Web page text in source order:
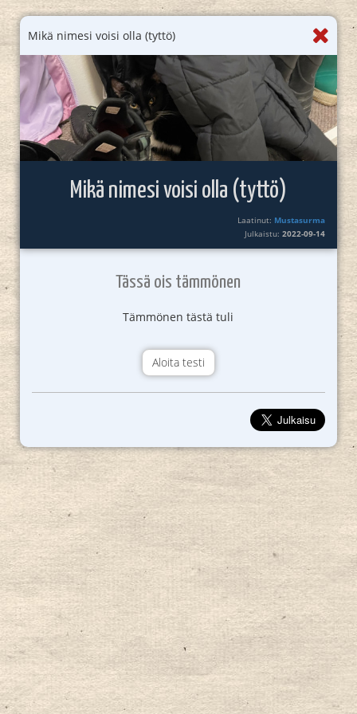
Mikä nimesi voisi olla (tyttö)
Mikä nimesi voisi olla (tyttö)
Laatinut: Mustasurma
Julkaistu:2022-09-14
Tässä ois tämmönen
Tämmönen tästä tuli
Aloita testi